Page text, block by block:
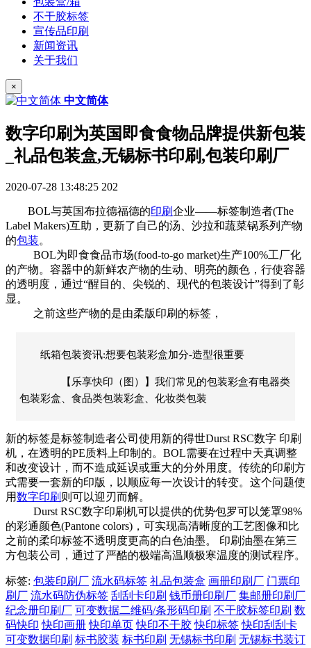
不干胶标签
宣传品印刷
新闻资讯
关于我们
×
中文简体
数字印刷为英国即食食物品牌提供新包装
_礼品包装盒,无锡标书印刷,包装印刷厂
2020-07-28 13:48:25 202
BOL与英国布拉德福德的印刷企业——标签制造者(The
Label Makers)互助，更新了自己的汤、沙拉和蔬菜锅系列产物
的包装。
BOL为即食食品市场(food-to-go market)生产100%工厂化
的产物。容器中的新鲜农产物的生动、明亮的颜色，行使容器
的透明度，通过“醒目的、尖锐的、现代的包装设计”得到了彰
显。
之前这些产物的是由柔版印刷的标签，
纸箱包装资讯:想要包装彩盒加分-造型很重要
【乐享快印（图）】我们常见的包装彩盒有电器类
包装彩盒、食品类包装彩盒、化妆类包装
新的标签是标签制造者公司使用新的得世Durst RSC数字 印刷
机，在透明的PE质料上印制的。BOL需要在过程中天真调整
和改变设计，而不造成延误或重大的分外用度。传统的印刷方
式需要一套新的印版，以顺应每一次设计的转变。这个问题使
用数字印刷 则可以迎刃而解。
Durst RSC数字印刷机可以提供的优势包罗可以笼罩98%
的彩通颜色(Pantone colors)，可实现高清晰度的工艺图像和比
之前的柔印标签不透明度更高的白色油墨。 印刷油墨在第三
方包装公司，通过了严酷的极端高温顺极寒温度的测试程序。
标签: 包装印刷厂 流水码标签 礼品包装盒 画册印刷厂 门票印
刷厂 流水码防伪标签 刮刮卡印刷 钱币册印刷厂 集邮册印刷厂
纪念册印刷厂 可变数据二维码/条形码印刷 不干胶标签印刷 数
码快印 快印画册 快印单页 快印不干胶 快印标签 快印刮刮卡
可变数据印刷 标书胶装 标书印刷 无锡标书印刷 无锡标书装订